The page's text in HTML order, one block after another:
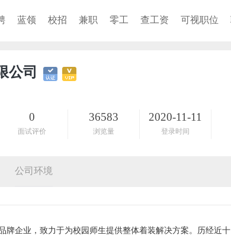
蓝领 校招 兼职 零工 查工资 可视职位
公司
0
面试评价
36583
浏览量
2020-11-11
登录时间
公司环境
企业，致力于为校园师生提供整体着装解决方案。历经近十